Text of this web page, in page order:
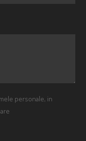
personale, in